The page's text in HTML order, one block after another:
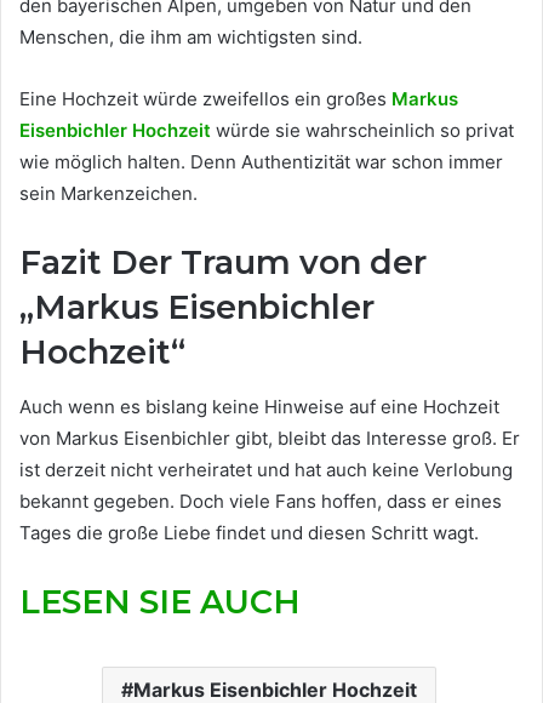
den bayerischen Alpen, umgeben von Natur und den
Menschen, die ihm am wichtigsten sind.
Eine Hochzeit würde zweifellos ein großes Markus
Eisenbichler Hochzeit würde sie wahrscheinlich so privat
wie möglich halten. Denn Authentizität war schon immer
sein Markenzeichen.
Fazit Der Traum von der
„Markus Eisenbichler
Hochzeit“
Auch wenn es bislang keine Hinweise auf eine Hochzeit
von Markus Eisenbichler gibt, bleibt das Interesse groß. Er
ist derzeit nicht verheiratet und hat auch keine Verlobung
bekannt gegeben. Doch viele Fans hoffen, dass er eines
Tages die große Liebe findet und diesen Schritt wagt.
LESEN SIE AUCH
Markus Eisenbichler Hochzeit